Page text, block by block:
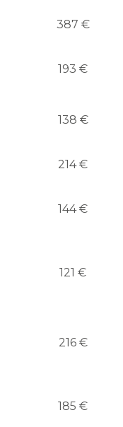
387 €
193 €
138 €
214 €
144 €
121 €
216 €
185 €